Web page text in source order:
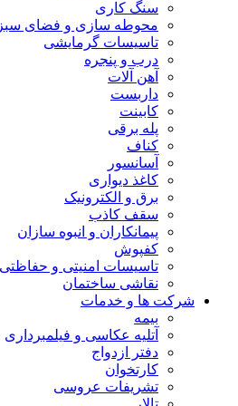
سنگ کاری
محوطه سازی و فضای سبز
تاسیسات گرمایشی
درب و پنجره
کاغذ دیواری
برق و الکترونیک
سقف کاذب
پیمانکاران و انبوه سازان
تاسیسات امنیتی و حفاظتی
نقاشی ساختمان
ها و خدمات
آتلیه عکاسی و فیلمبرداری
دفتر ازدواج
تشریفات عروسی